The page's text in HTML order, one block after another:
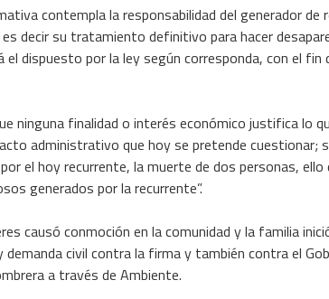
contempla la responsabilidad del generador
decir su tratamiento definitivo para hacer
dispuesto por la ley según corresponda, con el
ninguna finalidad o interés económico justifica lo
administrativo que hoy se pretende cuestionar;
el hoy recurrente, la muerte de dos personas,
generados por la recurrente”.
causó conmoción en la comunidad y la familia
demanda civil contra la firma y también contra el
a través de Ambiente.